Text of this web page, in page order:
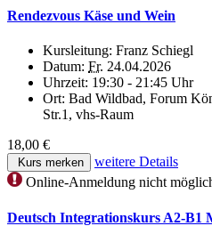
Rendezvous Käse und Wein
Kursleitung: Franz Schiegl
Datum: Fr. 24.04.2026
Uhrzeit: 19:30 - 21:45 Uhr
Ort: Bad Wildbad, Forum
Str.1, vhs-Raum
18,00 €
Kurs merken
weitere Details
Online-Anmeldung nicht
Deutsch Integrationskurs A2-B1